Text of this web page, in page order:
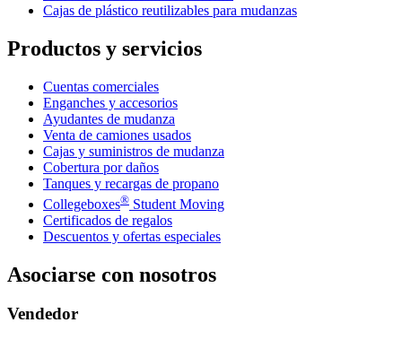
Cajas de plástico reutilizables para mudanzas
Productos y servicios
Cuentas comerciales
Enganches y accesorios
Ayudantes de mudanza
Venta de camiones usados
Cajas y suministros de mudanza
Cobertura por daños
Tanques y recargas de propano
Collegeboxes® Student Moving
Certificados de regalos
Descuentos y ofertas especiales
Asociarse con nosotros
Vendedor